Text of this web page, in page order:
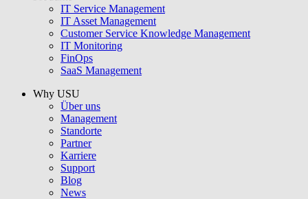
IT Service Management
IT Asset Management
Customer Service Knowledge Management
IT Monitoring
FinOps
SaaS Management
Why USU
Über uns
Management
Standorte
Partner
Karriere
Support
Blog
News